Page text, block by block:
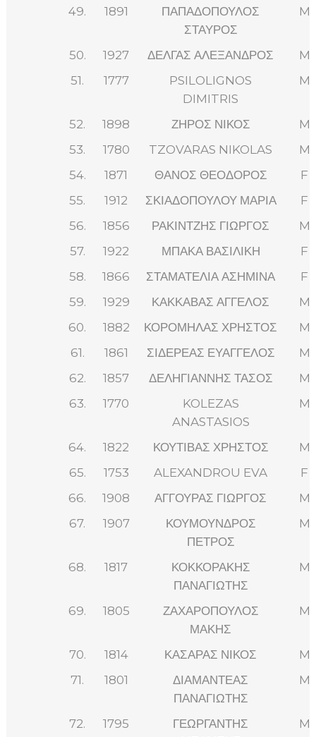
49. 1891
ΠΑΠΑΔΟΠΟΥΛΟΣ
ΣΤΑΥΡΟΣ
M
50. 1927 ΔΕΛΓΑΣ ΑΛΕΞΑΝΔΡΟΣ
M
51.
1777
PSILOLIGNOS
DIMITRIS
M
52. 1898 ΖΗΡΟΣ ΝΙΚΟΣ
M
53.
1780 TZOVARAS NIKOLAS
M
54.
1871 ΘΑΝΟΣ ΘΕΟΔΟΡΟΣ
F
55.
1912 ΣΚΙΑΔΟΠΟΥΛΟΥ ΜΑΡΙΑ
F
56.
1856 ΡΑΚΙΝΤΖΗΣ ΓΙΩΡΓΟΣ
M
57.
1922 ΜΠΑΚΑ ΒΑΣΙΛΙΚΗ
F
58.
1866 ΣΤΑΜΑΤΕΛΙΑ ΑΣΗΜΙΝΑ
F
59.
1929 ΚΑΚΚΑΒΑΣ ΑΓΓΕΛΟΣ
M
60.
1882 ΚΟΡΟΜΗΛΑΣ ΧΡΗΣΤΟΣ
M
61.
1861 ΣΙΔΕΡΕΑΣ ΕΥΑΓΓΕΛΟΣ
M
62.
1857 ΔΕΛΗΓΙΑΝΝΗΣ ΤΑΣΟΣ
M
63.
1770
KOLEZAS
ANASTASIOS
M
64. 1822 ΚΟΥΤΙΒΑΣ ΧΡΗΣΤΟΣ
M
65.
1753 ALEXANDROU EVA
F
66.
1908 ΑΓΓΟΥΡΑΣ ΓΙΩΡΓΟΣ
M
67.
1907
ΚΟΥΜΟΥΝΔΡΟΣ
ΠΕΤΡΟΣ
M
68. 1817
ΚΟΚΚΟΡΑΚΗΣ
ΠΑΝΑΓΙΩΤΗΣ
M
69. 1805
ΖΑΧΑΡΟΠΟΥΛΟΣ
ΜΑΚΗΣ
M
70. 1814 ΚΑΣΑΡΑΣ ΝΙΚΟΣ
M
71.
1801
ΔΙΑΜΑΝΤΕΑΣ
ΠΑΝΑΓΙΩΤΗΣ
M
72. 1795
ΓΕΩΡΓΑΝΤΗΣ
M